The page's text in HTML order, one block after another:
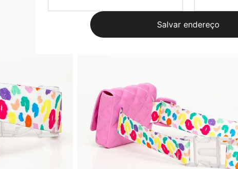
Salvar endereço